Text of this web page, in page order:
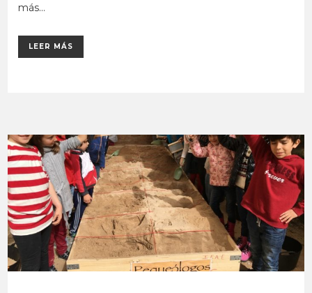
más...
LEER MÁS